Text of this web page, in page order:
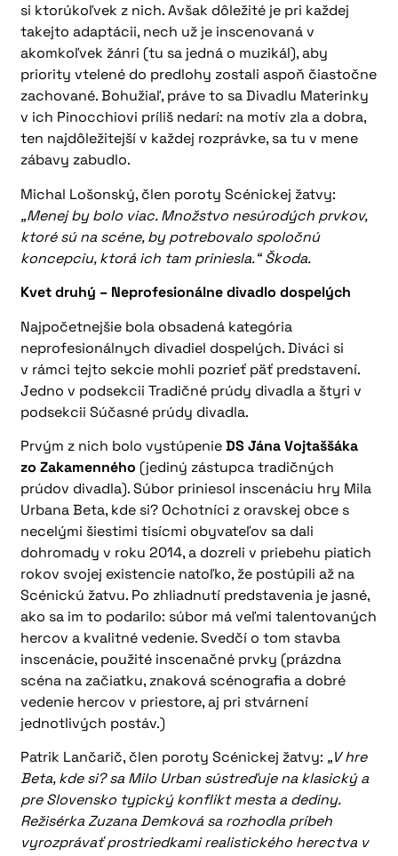
si ktorúkoľvek z nich. Avšak dôležité je pri každej
takejto adaptácii, nech už je inscenovaná v
akomkoľvek žánri (tu sa jedná o muzikál), aby
priority vtelené do predlohy zostali aspoň čiastočne
zachované. Bohužiaľ, práve to sa Divadlu Materinky
v ich Pinocchiovi príliš nedarí: na motív zla a dobra,
ten najdôležitejší v každej rozprávke, sa tu v mene
zábavy zabudlo.
Michal Lošonský, člen poroty Scénickej žatvy:
„Menej by bolo viac. Množstvo nesúrodých prvkov,
ktoré sú na scéne, by potrebovalo spoločnú
koncepciu, ktorá ich tam priniesla.“ Škoda.
Kvet druhý – Neprofesionálne divadlo dospelých
Najpočetnejšie bola obsadená kategória
neprofesionálnych divadiel dospelých. Diváci si
v rámci tejto sekcie mohli pozrieť päť predstavení.
Jedno v podsekcii Tradičné prúdy divadla a štyri v
podsekcii Súčasné prúdy divadla.
Prvým z nich bolo vystúpenieDS Jána Vojtaššáka
zo Zakamenného (jediný zástupca tradičných
prúdov divadla). Súbor priniesol inscenáciu hry Mila
Urbana Beta, kde si? Ochotníci z oravskej obce s
necelými šiestimi tisícmi obyvateľov sa dali
dohromady v roku 2014, a dozreli v priebehu piatich
rokov svojej existencie natoľko, že postúpili až na
Scénickú žatvu. Po zhliadnutí predstavenia je jasné,
ako sa im to podarilo: súbor má veľmi talentovaných
hercov a kvalitné vedenie. Svedčí o tom stavba
inscenácie, použité inscenačné prvky (prázdna
scéna na začiatku, znaková scénografia a dobré
vedenie hercov v priestore, aj pri stvárnení
jednotlivých postáv.)
Patrik Lančarič, člen poroty Scénickej žatvy: „V hre
Beta, kde si? sa Milo Urban sústreďuje na klasický a
pre Slovensko typický konflikt mesta a dediny.
Režisérka Zuzana Demková sa rozhodla príbeh
vyrozprávať prostriedkami realistického herectva v